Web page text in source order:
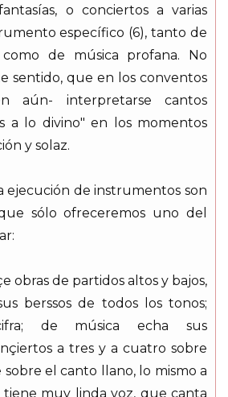
o conciertos a varias
específico (6), tanto de
como de música profana. No
sentido, que en los conventos
aún- interpretarse cantos
a lo divino" en los momentos
y solaz.
ejecución de instrumentos son
sólo ofreceremos uno del
obras de partidos altos y bajos,
berssos de todos los tonos;
de música echa sus
a tres y a cuatro sobre
sobre el canto llano, lo mismo a
muy linda voz, que canta